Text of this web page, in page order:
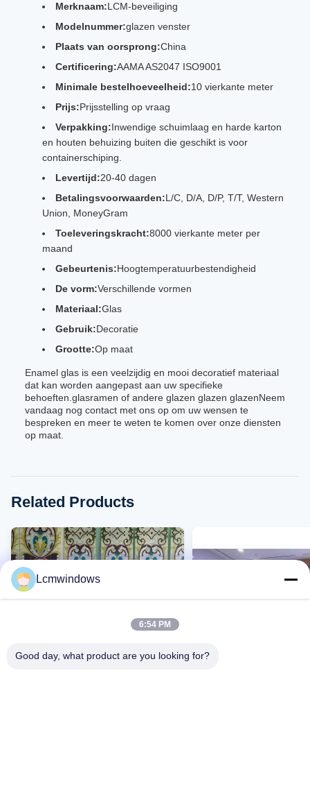
Merknaam:LCM-beveiliging
Modelnummer:glazen venster
Plaats van oorsprong:China
Certificering:AAMA AS2047 ISO9001
Minimale bestelhoeveelheid:10 vierkante meter
Prijs:Prijsstelling op vraag
Verpakking:Inwendige schuimlaag en harde karton
en houten behuizing buiten die geschikt is voor
containerschiping.
Levertijd:20-40 dagen
Betalingsvoorwaarden:L/C, D/A, D/P, T/T, Western
Union, MoneyGram
Toeleveringskracht:8000 vierkante meter per
maand
Gebeurtenis:Hoogtemperatuurbestendigheid
De vorm:Verschillende vormen
Materiaal:Glas
Gebruik:Decoratie
Grootte:Op maat
Enamel glas is een veelzijdig en mooi decoratief materiaal
dat kan worden aangepast aan uw specifieke
behoeften.glasramen of andere glazen glazen glazenNeem
vandaag nog contact met ons op om uw wensen te
bespreken en meer te weten te komen over onze diensten
op maat.
Related Products
Lcmwindows
6:54 PM
Good day, what product are you looking for?